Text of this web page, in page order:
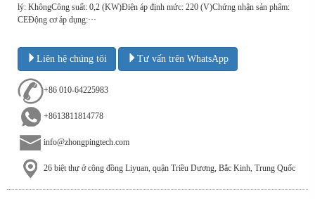
lý: KhôngCông suất: 0,2 (KW)Điện áp định mức: 220 (V)Chứng nhận sản phẩm:
CEĐộng cơ áp dụng:···
Liên hệ chúng tôi Tư vấn trên WhatsApp
+86 010-64225983
+8613811814778
info@zhongpingtech.com
26 biệt thự ở cộng đồng Liyuan, quận Triều Dương, Bắc Kinh, Trung Quốc